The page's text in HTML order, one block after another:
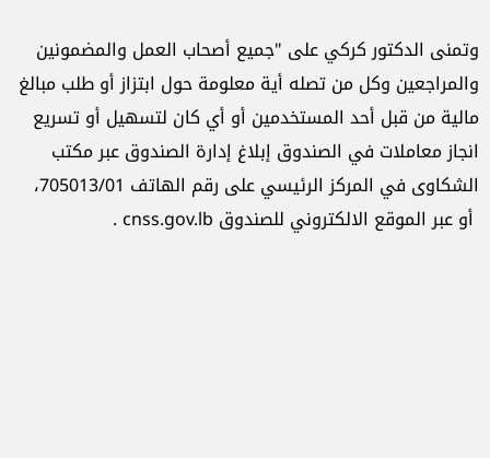
وتمنى الدكتور كركي على "جميع أصحاب العمل والمضمونين
والمراجعين وكل من تصله أية معلومة حول ابتزاز أو طلب مبالغ
مالية من قبل أحد المستخدمين أو أي كان لتسهيل أو تسريع
انجاز معاملات في الصندوق إبلاغ إدارة الصندوق عبر مكتب
الشكاوى في المركز الرئيسي على رقم الهاتف 705013/01،
أو عبر الموقع الالكتروني للصندوق cnss.gov.lb .